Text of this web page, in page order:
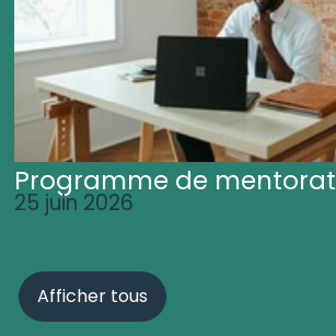
Programme de mentorat
25 juin 2026
Afficher tous